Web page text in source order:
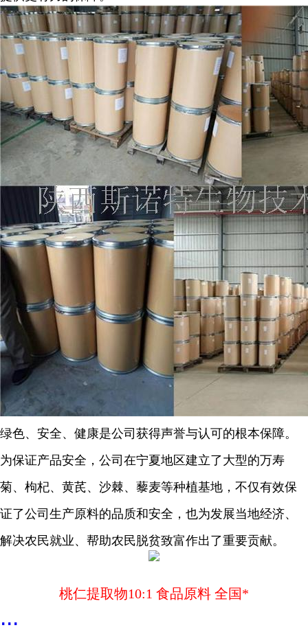
绿色、安全、健康是公司获得声誉与认可的根本保障。
为保证产品安全，公司在宁夏地区建立了大型的万寿
菊、枸杞、黄芪、沙棘、藜麦等种植基地，不仅有效保
证了公司生产原料的品质和安全，也为发展当地经济、
解决农民就业、帮助农民脱贫致富作出了重要贡献。
桃仁提取物10:1 食品原料 全国*
...